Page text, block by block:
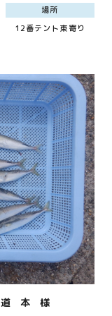
場所
12番テント東寄り
道 本 様